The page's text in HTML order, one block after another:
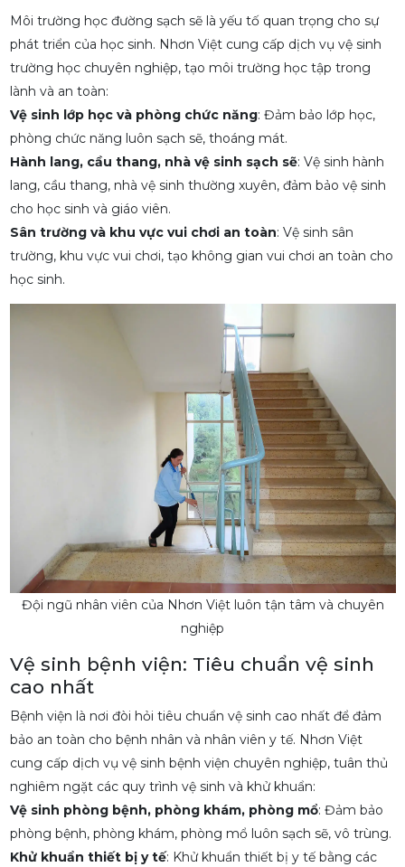
Môi trường học đường sạch sẽ là yếu tố quan trọng cho sự
phát triển của học sinh. Nhơn Việt cung cấp dịch vụ vệ sinh
trường học chuyên nghiệp, tạo môi trường học tập trong
lành và an toàn:
Vệ sinh lớp học và phòng chức năng: Đảm bảo lớp học,
phòng chức năng luôn sạch sẽ, thoáng mát.
Hành lang, cầu thang, nhà vệ sinh sạch sẽ: Vệ sinh hành
lang, cầu thang, nhà vệ sinh thường xuyên, đảm bảo vệ sinh
cho học sinh và giáo viên.
Sân trường và khu vực vui chơi an toàn: Vệ sinh sân
trường, khu vực vui chơi, tạo không gian vui chơi an toàn cho
học sinh.
Đội ngũ nhân viên của Nhơn Việt luôn tận tâm và chuyên
nghiệp
Vệ sinh bệnh viện: Tiêu chuẩn vệ sinh
cao nhất
Bệnh viện là nơi đòi hỏi tiêu chuẩn vệ sinh cao nhất để đảm
bảo an toàn cho bệnh nhân và nhân viên y tế. Nhơn Việt
cung cấp dịch vụ vệ sinh bệnh viện chuyên nghiệp, tuân thủ
nghiêm ngặt các quy trình vệ sinh và khử khuẩn:
Vệ sinh phòng bệnh, phòng khám, phòng mổ: Đảm bảo
phòng bệnh, phòng khám, phòng mổ luôn sạch sẽ, vô trùng.
Khử khuẩn thiết bị y tế: Khử khuẩn thiết bị y tế bằng các